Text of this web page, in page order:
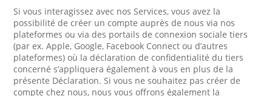
Si vous interagissez avec nos Services, vous avez la
possibilité de créer un compte auprès de nous via nos
plateformes ou via des portails de connexion sociale tiers
(par ex. Apple, Google, Facebook Connect ou d’autres
plateformes) où la déclaration de confidentialité du tiers
concerné s’appliquera également à vous en plus de la
présente Déclaration. Si vous ne souhaitez pas créer de
compte chez nous, nous vous offrons également la